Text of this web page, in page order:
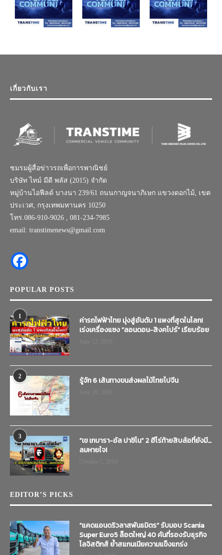
เกี่ยวกับเรา
ชมรมผู้สื่อข่าวรถเพื่อการพาณิชย์
บริษัท ไทม์ มีดี พลัส (2015) จำกัด
หมู่บ้านไอฟีลด์ บางนา 239/61 ถนนกาญจนาภิเษก แขวงดอกไม้, เขต
ประเวศ, กรุงเทพมหานคร 10250
โทร.086-910-9026 , 081-234-7985
email: transtimenews@gmail.com
POPULAR POSTS
1
ค่ารถไฟฟ้าไทย มุ่งสู่อันดับ 1 แพงที่สุดในโลก!
เร่งเครื่องแซง “ลอนดอน-สิงคโปร์” เรียบร้อย
2 รู้จัก 6 เส้นทางขนส่งผลไม้ไทยไปจีน
3
“เช เกบารา-อัล ปาชิโน” 2 ฮีโร่ท้ายสิบล้อที่ยังมี…
ลมหายใจ!
EDITOR’S PICKS
“แคดแอนดริวลาสพันธมิตร” รับมอบ Scania
Super Euro5 ล็อตใหญ่ 40 คันที่รองรับธุรกิจ
โลจิสติกส์ ย้ำสแกนเนียความแข็งแกร่ง